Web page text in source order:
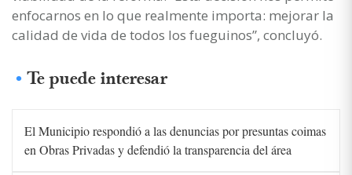
enfocarnos en lo que realmente importa: mejorar la
calidad de vida de todos los fueguinos”, concluyó.
Te puede interesar
El Municipio respondió a las denuncias por presuntas coimas
en Obras Privadas y defendió la transparencia del área